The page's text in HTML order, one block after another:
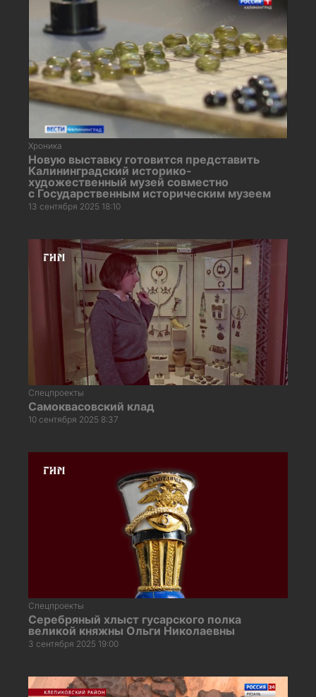
Хроника
Новую выставку готовится представить
Калининградский историко-
художественный музей совместно
с Государственным историческим музеем
13 сентября 2025 18:10
Спецпроекты
Самоквасовский клад
10 сентября 2025 8:37
Спецпроекты
Серебряный хлыст гусарского полка
великой княжны Ольги Николаевны
3 сентября 2025 19:00